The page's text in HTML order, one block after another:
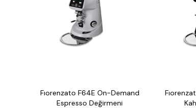
Fıorenzato F64E On-Demand
Espresso Değirmeni